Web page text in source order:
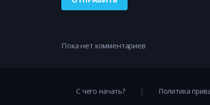
Пока нет комментариев
С чего начать? Политика